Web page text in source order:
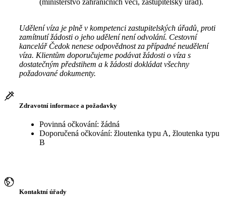
(ministerstvo zahraničních věcí, zastupitelský úřad).
Udělení víza je plně v kompetenci zastupitelských úřadů, proti
zamítnutí žádosti o jeho udělení není odvolání. Cestovní
kancelář Čedok nenese odpovědnost za případné neudělení
víza. Klientům doporučujeme podávat žádosti o víza s
dostatečným předstihem a k žádosti dokládat všechny
požadované dokumenty.
Zdravotní informace a požadavky
Povinná očkování: žádná
Doporučená očkování: žloutenka typu A, žloutenka typu
B
Kontaktní úřady